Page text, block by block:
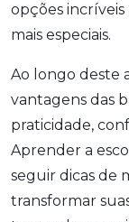
opções
mais especiais.
Ao longo deste
vantagens das
praticidade,
Aprender a
seguir dicas de
transformar